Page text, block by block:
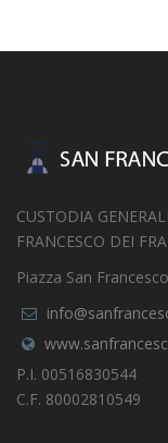
CUSTODIA
FRANCESCO DEI
Piazza San
P.I. 00516830544
C.F. 80002810549